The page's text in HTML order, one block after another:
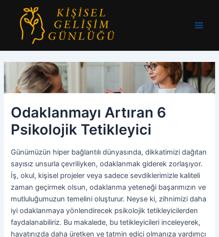
Odaklanmayı Artıran 6
Psikolojik Tetikleyici
Günümüzün hiper bağlantılı dünyasında, dikkatimizi dağıtan
sayısız unsurla çevriliyken, odaklanmak giderek zorlaşıyor.
İş, okul, kişisel projeler veya sadece sevdiklerimizle kaliteli
zaman geçirmek olsun, odaklanma yeteneği başarımızın ve
mutluluğumuzun temelini oluşturur. Neyse ki, zihnimizi daha
iyi odaklanmaya yönlendirecek psikolojik tetikleyicilerden
faydalanabiliriz. Bu makalede, bu tetikleyicileri inceleyerek,
hayatınızda daha üretken ve tatmin edici olmanıza yardımcı